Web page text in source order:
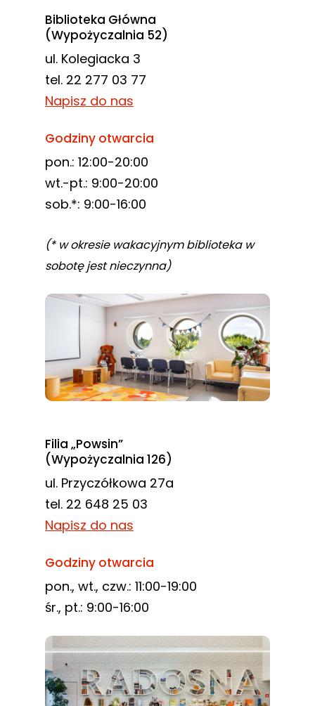
Biblioteka Główna
(Wypożyczalnia 52)
ul. Kolegiacka 3
tel. 22 277 03 77
Napisz do nas
Godziny otwarcia
pon.: 12:00-20:00
wt.-pt.: 9:00-20:00
sob.*: 9:00-16:00
(* w okresie wakacyjnym biblioteka w
sobotę jest nieczynna)
Filia „Powsin”
(Wypożyczalnia 126)
ul. Przyczółkowa 27a
tel. 22 648 25 03
Napisz do nas
Godziny otwarcia
pon., wt., czw.: 11:00-19:00
śr., pt.: 9:00-16:00